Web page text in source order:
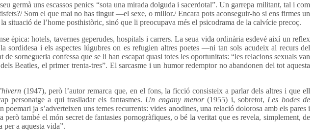
uns escassos penics “sota una mirada dolguda i sacerdotal”. Un garrepa militant, tal i com
Som el que mai no has tingut —el sexe, o millor./ Encara pots aconseguir-ho si ens firmes un
de l’home posthistòric, sinó que li preocupava més el psicodrama de la calvície precoç.
èpica: hotels, tavernes geperudes, hospitals i carrers. La seua vida ordinària esdevé així un reflex
sordidesa i els aspectes lúgubres on es refugien altres poetes —ni tan sols acudeix al recurs del
sornegueria confessa que se li han escapat quasi totes les oportunitats: “les relacions sexuals van
Beatles, el primer trenta-tres”. El sarcasme i un humor redemptor no abandonen del tot aquesta
(1947), però l’autor remarca que, en el fons, la ficció consisteix a parlar dels altres i que ell
personatge a qui traslladar els fantasmes. Un engany menor(1955) i, sobretot, Les bodes de
ja s’adverteixen uns temes recurrents: vides anodines, una relació dolorosa amb els pares i
també el món secret de fantasies pornogràfiques, o bé la veritat que es revela, simplement, de
per a aquesta vida”.